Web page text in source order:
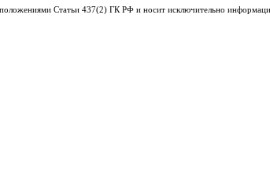
Статьи 437(2) ГК РФ и носит исключительно